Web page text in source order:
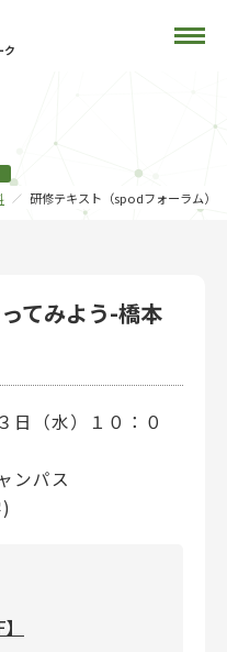
ク
研修テキスト（spodフォーラム）
てみよう-橋本
日（水）１０：０
ンパス